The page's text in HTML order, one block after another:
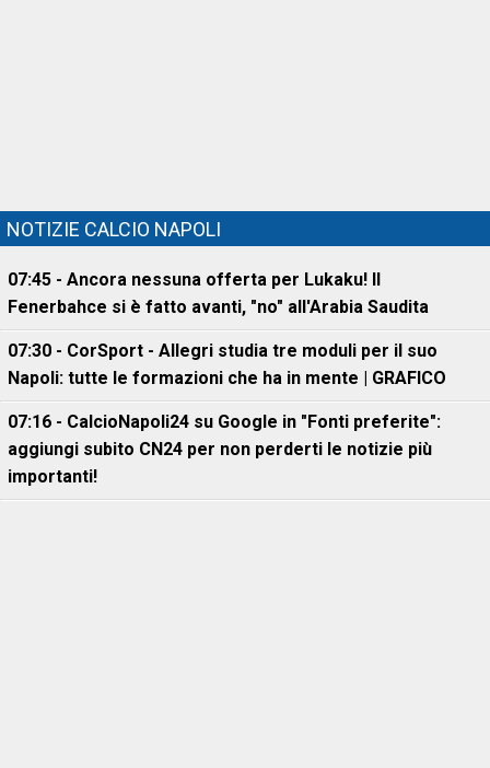
NOTIZIE CALCIO NAPOLI
07:45 - Ancora nessuna offerta per Lukaku! Il
Fenerbahce si è fatto avanti, "no" all'Arabia Saudita
07:30 - CorSport - Allegri studia tre moduli per il suo
Napoli: tutte le formazioni che ha in mente | GRAFICO
07:16 - CalcioNapoli24 su Google in "Fonti preferite":
aggiungi subito CN24 per non perderti le notizie più
importanti!